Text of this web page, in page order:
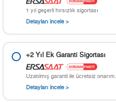
1 yıl geçerli hırsızlık sigortası
Detayları incele >
+2 Yıl Ek Garanti Sigortası
Uzatılmış garanti ile ücretsiz onarım.
Detayları incele >